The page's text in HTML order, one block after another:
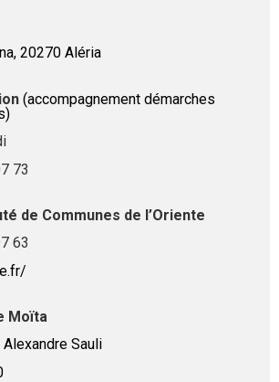
20270 Aléria
(accompagnement démarches
73
de Communes de l’Oriente
63
Moïta
Sauli